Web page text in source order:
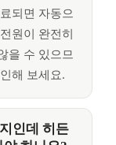
되면 자동으
원이 완전히
을 수 있으므
해 보세요.
인데 히든